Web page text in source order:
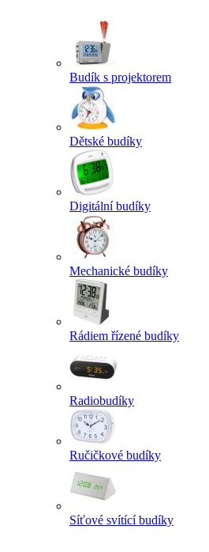
Budík s projektorem
Dětské budíky
Digitální budíky
Mechanické budíky
Rádiem řízené budíky
Radiobudíky
Ručičkové budíky
Síťové svítící budíky